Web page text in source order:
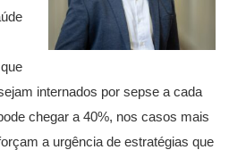
internados por sepse a cada
chegar a 40%, nos casos mais
a urgência de estratégias que